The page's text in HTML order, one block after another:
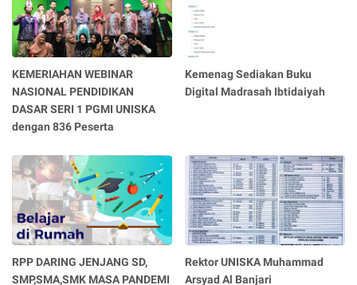
KEMERIAHAN WEBINAR
NASIONAL PENDIDIKAN
DASAR SERI 1 PGMI UNISKA
dengan 836 Peserta
Kemenag Sediakan Buku
Digital Madrasah Ibtidaiyah
RPP DARING JENJANG SD,
SMP,SMA,SMK MASA PANDEMI
Rektor UNISKA Muhammad
Arsyad Al Banjari